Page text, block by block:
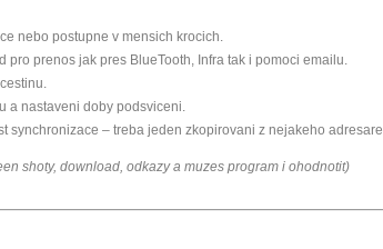
nebo postupne v mensich krocich.
pro prenos jak pres BlueTooth, Infra tak i pomoci emailu.
a nastaveni doby podsviceni.
synchronizace – treba jeden zkopirovani z nejakeho adresare
shoty, download, odkazy a muzes program i ohodnotit)